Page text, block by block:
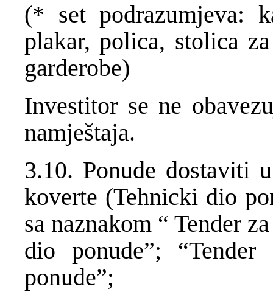
(* set podrazumjeva:
plakar, polica, stolica
garderobe)
Investitor se ne
namještaja.
3.10. Ponude dostaviti
koverte (Tehnicki dio
sa naznakom “ Tender
dio ponude”;
ponude”;